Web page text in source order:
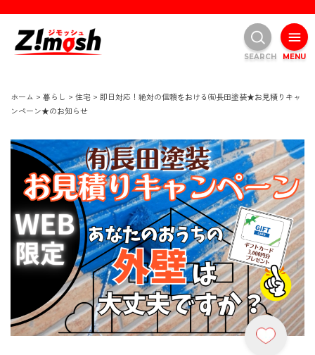
ホーム > 暮らし > 住宅 > 即日対応！絶対の信頼をおける㈲長田塗装★お見積りキャ
ンペーン★のお知らせ
MENU
SEARCH